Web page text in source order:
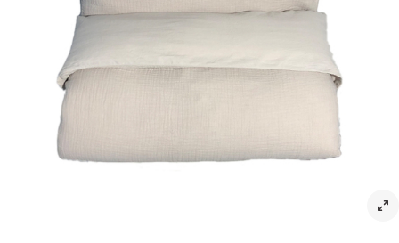
Logga in
Bli medlem i Club Miixi
Glömt ditt lösenord?
Ansök om att bli B2B-kund